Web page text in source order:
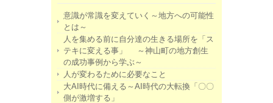
意識が常識を変えていく～地方への可能性
とは～
人を集める前に自分達の生きる場所を「ス
テキに変える事」 ～神山町の地方創生
の成功事例から学ぶ～
人が変わるために必要なこと
大AI時代に備える～AI時代の大転換「〇〇
側が激増する」